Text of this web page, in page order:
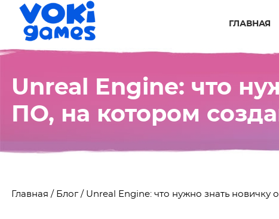
ГЛАВНАЯ
Unreal Engine: что
ПО, на котором
Главная / Блог/ Unreal Engine: что нужно знать